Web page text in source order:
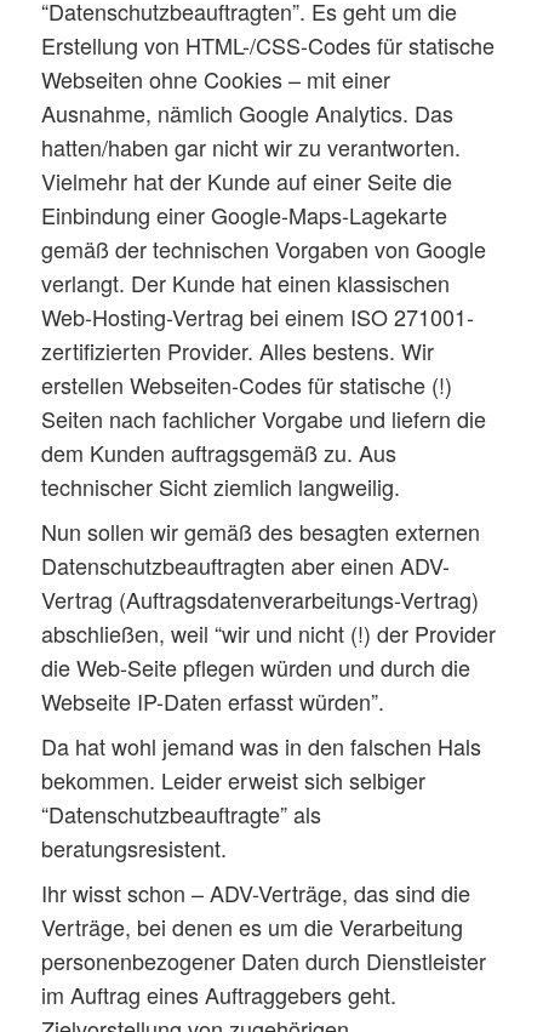
“Datenschutzbeauftragten”. Es geht um die
Erstellung von HTML-/CSS-Codes für statische
Webseiten ohne Cookies – mit einer
Ausnahme, nämlich Google Analytics. Das
hatten/haben gar nicht wir zu verantworten.
Vielmehr hat der Kunde auf einer Seite die
Einbindung einer Google-Maps-Lagekarte
gemäß der technischen Vorgaben von Google
verlangt. Der Kunde hat einen klassischen
Web-Hosting-Vertrag bei einem ISO 271001-
zertifizierten Provider. Alles bestens. Wir
erstellen Webseiten-Codes für statische (!)
Seiten nach fachlicher Vorgabe und liefern die
dem Kunden auftragsgemäß zu. Aus
technischer Sicht ziemlich langweilig.
Nun sollen wir gemäß des besagten externen
Datenschutzbeauftragten aber einen ADV-
Vertrag (Auftragsdatenverarbeitungs-Vertrag)
abschließen, weil “wir und nicht (!) der Provider
die Web-Seite pflegen würden und durch die
Webseite IP-Daten erfasst würden”.
Da hat wohl jemand was in den falschen Hals
bekommen. Leider erweist sich selbiger
“Datenschutzbeauftragte” als
beratungsresistent.
Ihr wisst schon – ADV-Verträge, das sind die
Verträge, bei denen es um die Verarbeitung
personenbezogener Daten durch Dienstleister
im Auftrag eines Auftraggebers geht.